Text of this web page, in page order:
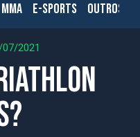
MMA E-SPORTS OUTROS.
2021